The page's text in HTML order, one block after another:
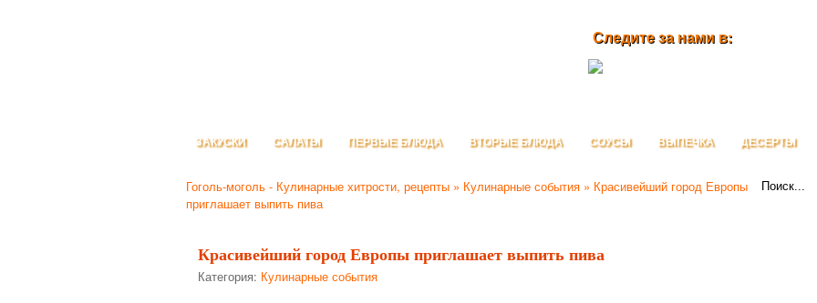
ЗАКУСКИ САЛАТЫ ПЕРВЫЕ БЛЮДА ВТОРЫЕ БЛЮДА СОУСЫ ВЫПЕЧКА ДЕСЕРТЫ
Следите за нами в:
Гоголь-моголь - Кулинарные хитрости, рецепты » Кулинарные события » Красивейший город Европы
приглашает выпить пива
Красивейший город Европы приглашает выпить пива
Категория: Кулинарные события